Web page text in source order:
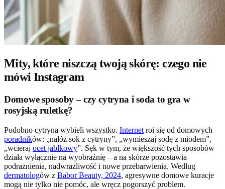
Mity, które niszczą twoją skórę: czego nie
mówi Instagram
Domowe sposoby – czy cytryna i soda to gra w
rosyjską ruletkę?
Podobno cytryna wybieli wszystko. Internet roi się od domowych
poradników: „nałóż sok z cytryny”, „wymieszaj sodę z miodem”,
„wcieraj ocet jabłkowy”. Sęk w tym, że większość tych sposobów
działa wyłącznie na wyobraźnię – a na skórze pozostawia
podrażnienia, nadwrażliwość i nowe przebarwienia. Według
dermatologów z Babor Beauty, 2024, agresywne domowe kuracje
mogą nie tylko nie pomóc, ale wręcz pogorszyć problem.